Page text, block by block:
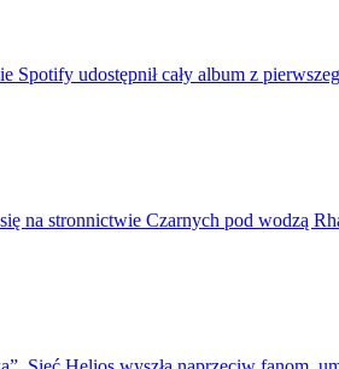
udostępnił cały album z
na stronnictwie Czarnych pod wodzą